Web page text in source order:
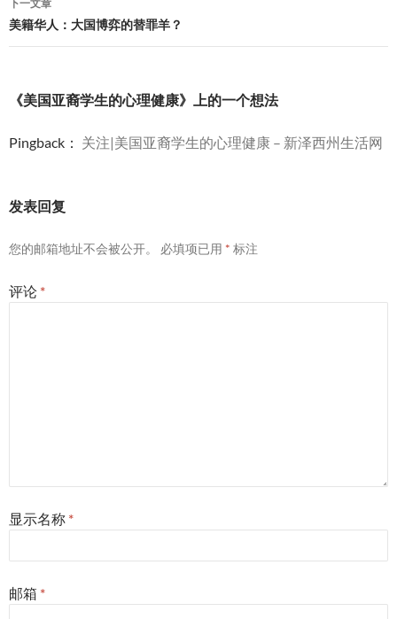
航
下一文章
美籍华人：大国博弈的替罪羊？
《美国亚裔学生的心理健康》上的一个想法
Pingback： 关注|美国亚裔学生的心理健康 – 新泽西州生活网
发表回复
您的邮箱地址不会被公开。 必填项已用 * 标注
评论 *
显示名称 *
邮箱 *